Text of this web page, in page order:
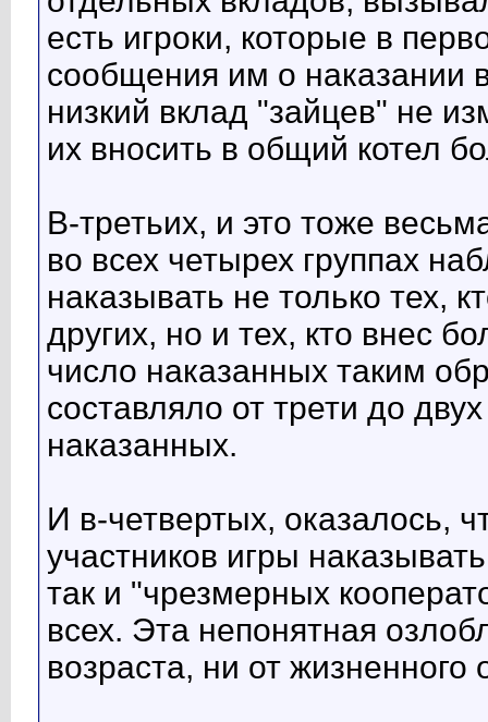
есть игроки, которые в
сообщения им о наказании
низкий вклад "зайцев" не
их вносить в общий котел
В-третьих, и это тоже
во всех четырех группах
наказывать не только тех,
других, но и тех, кто внес
число наказанных таким
составляло от трети до
наказанных.
И в-четвертых, оказалось,
участников игры
так и "чрезмерных
всех. Эта непонятная
возраста, ни от жизненного